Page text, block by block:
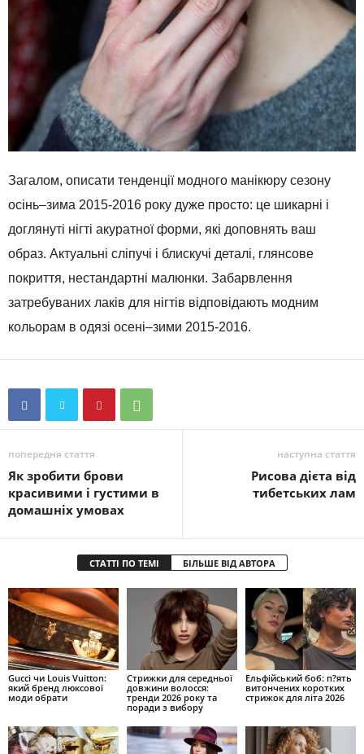
Загалом, описати тенденції модного манікюру сезону
осінь–зима 2015-2016 року дуже просто: це шикарні і
доглянуті нігті акуратної форми, які доповнять ваш
образ. Актуальні сліпучі і блискучі деталі, глянсове
покриття, нестандартні малюнки. Забарвлення
затребуваних лаків для нігтів відповідають модним
кольорам в одязі осені–зими 2015-2016.
попередня стаття
Як зробити брови
красивими і густими в
домашніх умовах
наступна стаття
Рисова дієта від
тибетських лам
СТАТТІ ПО ТЕМІ БІЛЬШЕ ВІД АВТОРА
Gucci чи Louis Vuitton:
який бренд люксової
моди обрати
Стрижки для середньої
довжини волосся:
тренди 2026 року та
поради з вибору
Ельфійський боб: п?ять
витончених коротких
стрижок для літа 2026